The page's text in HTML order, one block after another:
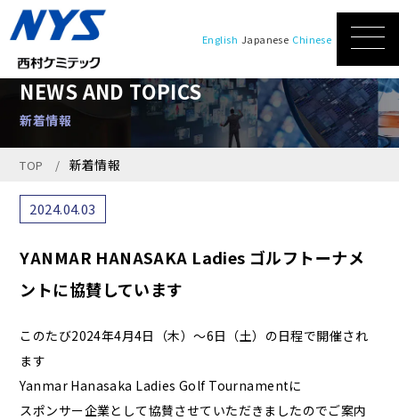
English Japanese Chinese
NEWS AND TOPICS
新着情報
TOP 新着情報
2024.04.03
YANMAR HANASAKA Ladies ゴルフトーナメ
ントに協賛しています
このたび2024年4月4日（木）～6日（土）の日程で開催され
ます
Yanmar Hanasaka Ladies Golf Tournamentに
スポンサー企業として協賛させていただきましたのでご案内